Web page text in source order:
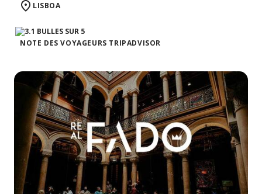
LISBOA
NOTE DES VOYAGEURS TRIPADVISOR